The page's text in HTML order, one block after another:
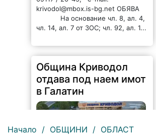
чл. 14, ал. 7 от ЗОС; чл. 92, ал. 1...
Община Криводол
отдава под наем имот
в Галатин
Начало / ОБЩИНИ / ОБЛАСТ